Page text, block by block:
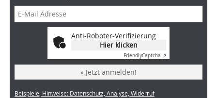
Anti-Roboter-Verifizierung
Hier klicken
FriendlyCaptcha ⇗
» Jetzt anmelden!
Beispiele, Hinweise: Datenschutz, Analyse, Widerruf